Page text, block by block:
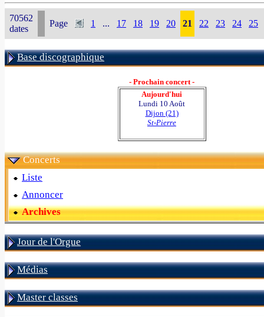
70562
dates
Page 1 ... 17 18 19 20 21 22 23 24 25
Base discographique
- Prochain concert -
Aujourd'hui
Lundi 10 Août
Dijon (21)
St-Pierre
Concerts
Liste
Annoncer
Archives
Jour de l'Orgue
Médias
Master classes